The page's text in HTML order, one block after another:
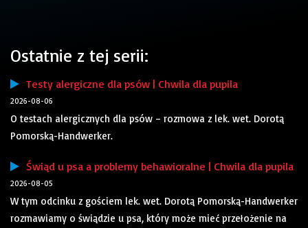
Ostatnie z tej serii:
Testy alergiczne dla psów | Chwila dla pupila
2026-08-06
O testach alergicznych dla psów – rozmowa z lek. wet. Dorotą
Pomorską-Handwerker.
Świąd u psa a problemy behawioralne | Chwila dla pupila
2026-08-05
W tym odcinku z gościem lek. wet. Dorotą Pomorską-Handwerker
rozmawiamy o świądzie u psa, który może mieć przełożenie na